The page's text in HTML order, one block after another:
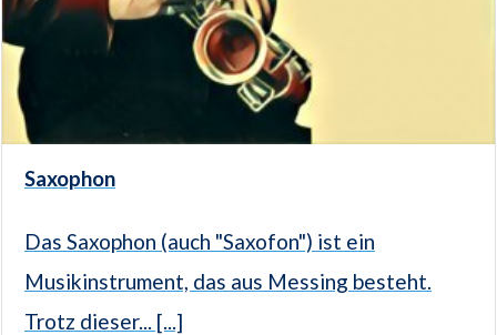
Saxophon
Das Saxophon (auch "Saxofon") ist ein
Musikinstrument, das aus Messing besteht.
Trotz dieser... [...]